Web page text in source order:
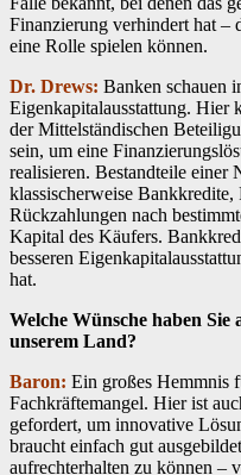
Finanzierung verhindert hat –
eine Rolle spielen können.
Dr. Drews: Banken schauen
Eigenkapitalausstattung. Hier
der Mittelständischen
sein, um eine
realisieren. Bestandteile einer
klassischerweise Bankkredite,
Rückzahlungen nach
Kapital des Käufers.
besseren
hat.
Welche Wünsche haben
unserem Land?
Baron: Ein großes Hemmnis
Fachkräftemangel. Hier ist
gefordert, um innovative
braucht einfach gut
aufrechterhalten zu können –